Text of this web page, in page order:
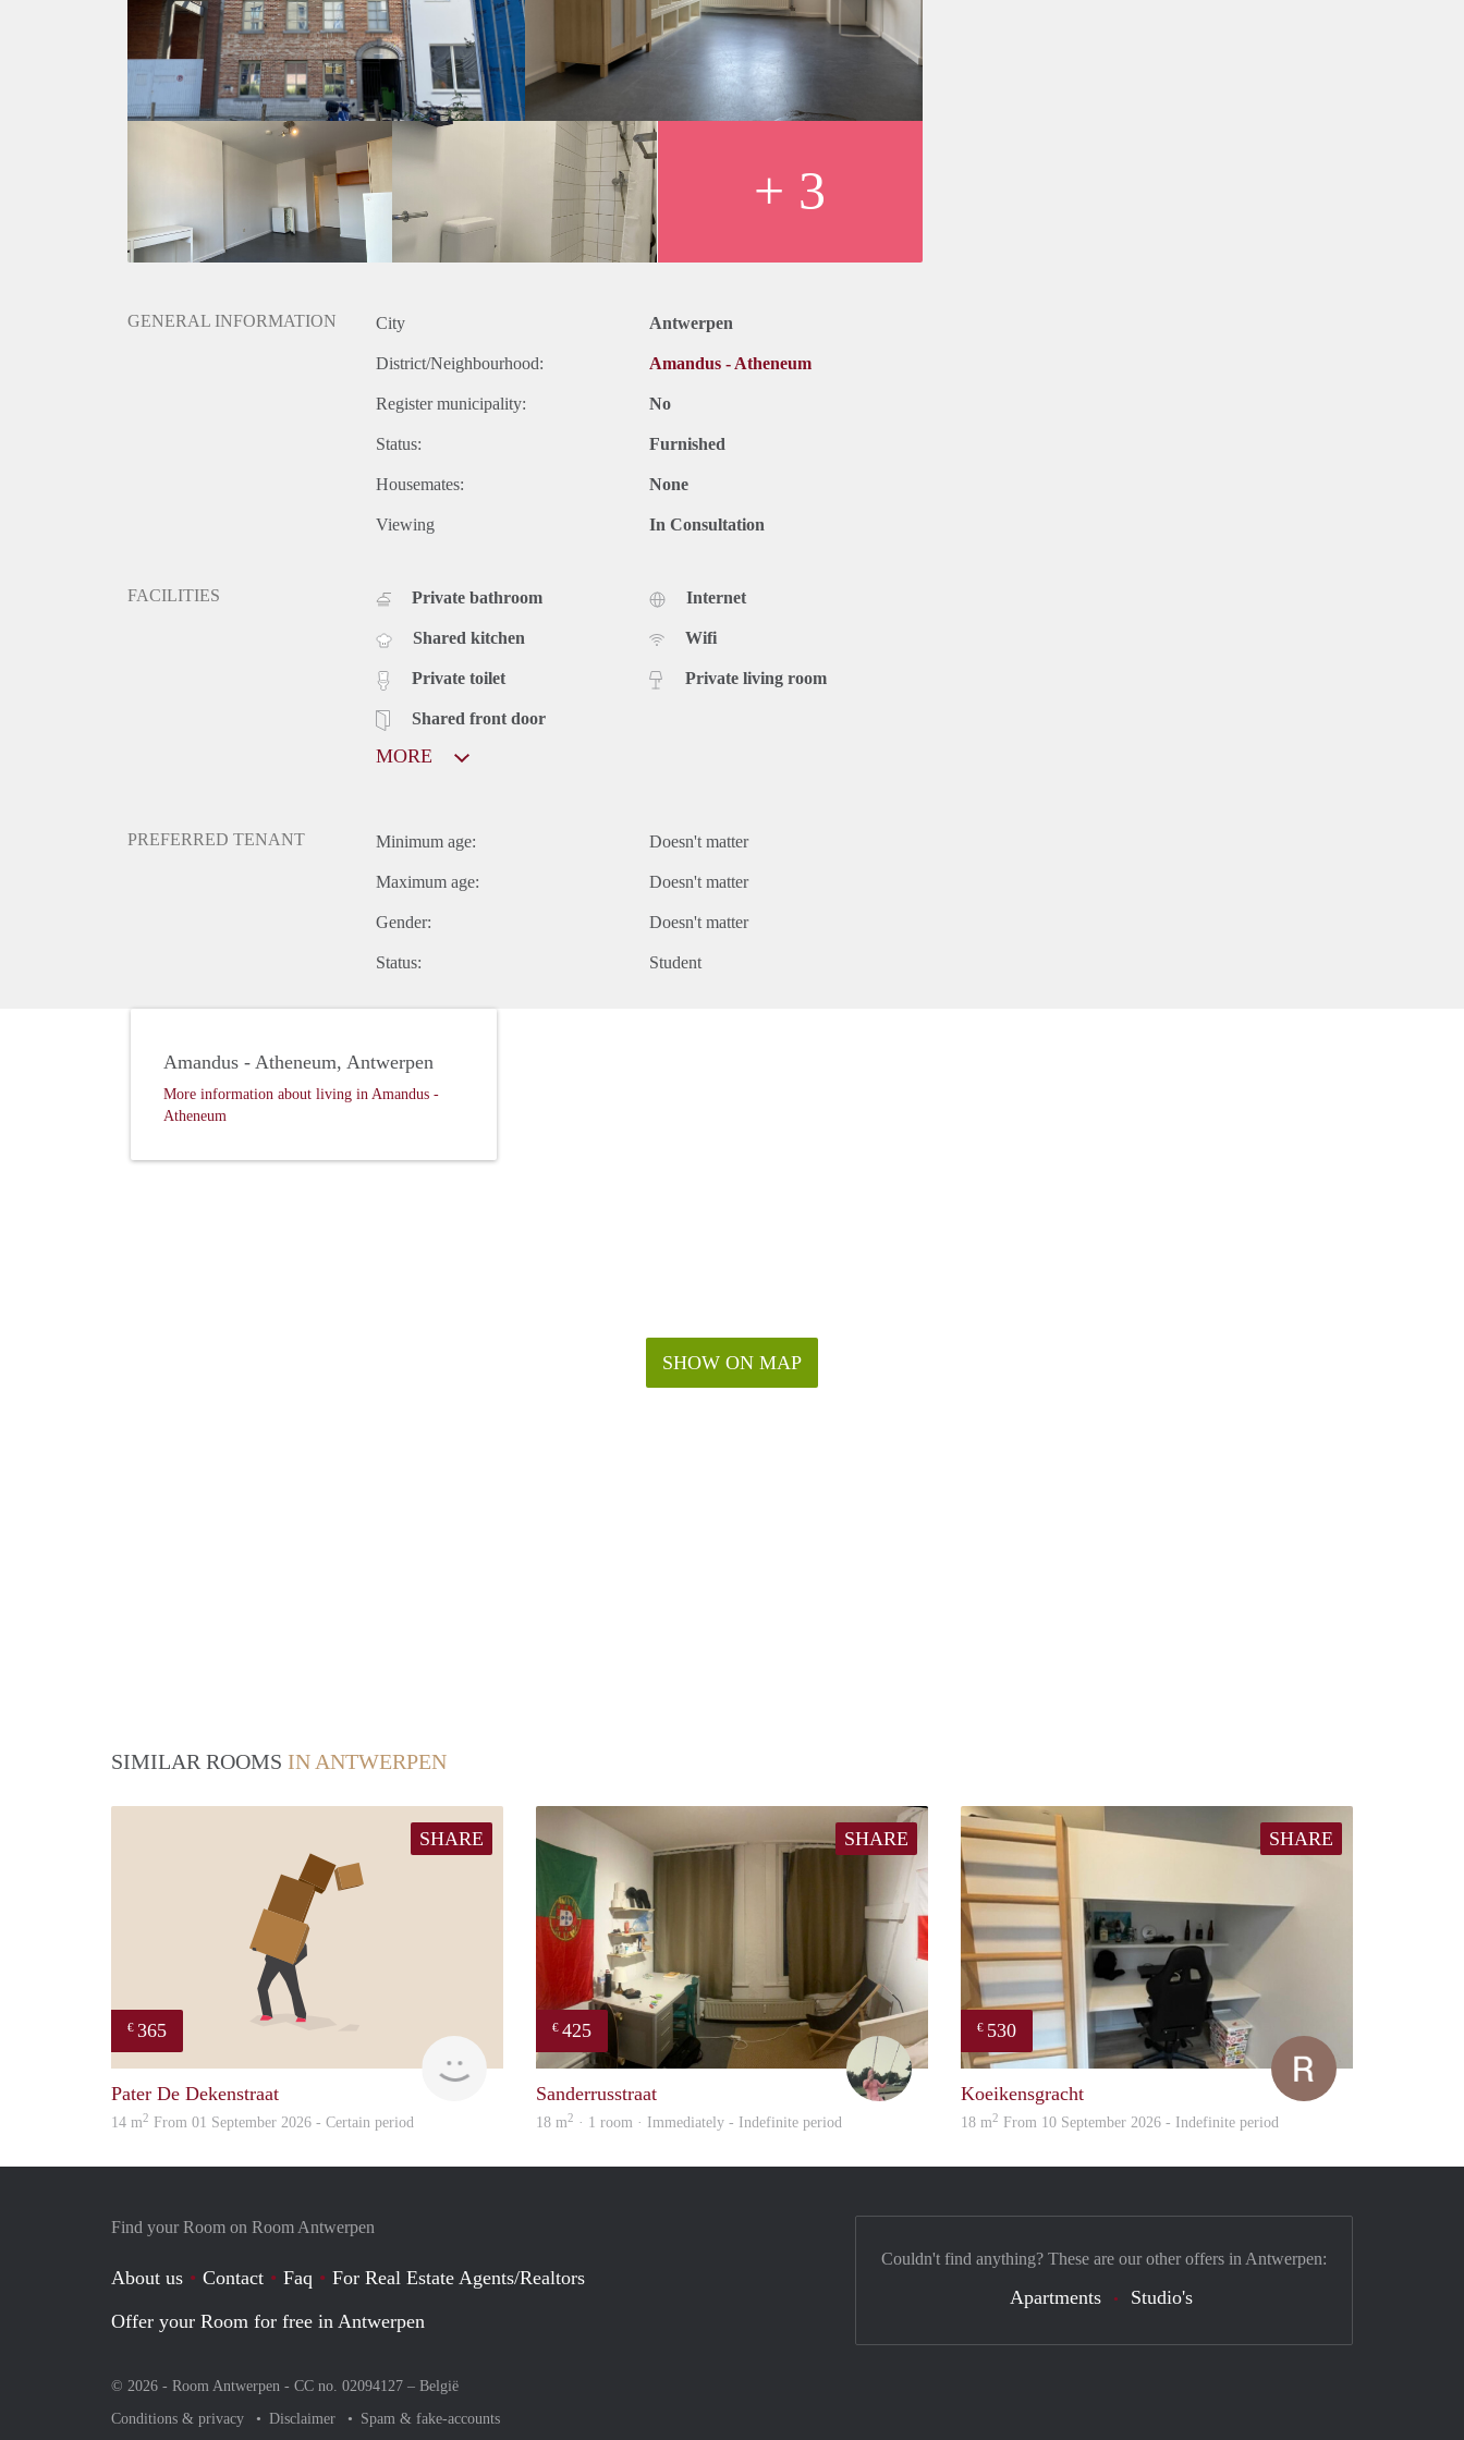
FR: Appartement étudiant meublé au 5ème étage dans un immeuble bien entretenu. Vous disposez de votre propre
salle de bains avec toilettes, lavabo et douche. La cuisine est partagée avec les autres résidents et est entièrement
équipée d'appareils électroménagers et d'ustensiles de cuisine. Il y a également un salon commun et un sous-sol où
vous pouvez utiliser la machine à laver et le sèche-linge communs. Quelques armoires, un bureau et un lit (matelas à
fournir par vous-même) disponiblesLe loyer comprend les services publics (eau, chauffage, électricité) et l'internet.
Sont également inclus : le nettoyage des parties communes, la collecte des déchets, l'assurance. Contrat annuel. État
de lieu: 100 euros TVA incluse. Dépôt de garantie de 2 mois de loyer (sur compte bloqué).
+ 3
GENERAL INFORMATION City Antwerpen
District/Neighbourhood: Amandus - Atheneum
Register municipality: No
Status: Furnished
Housemates: None
Viewing In Consultation
FACILITIES Private bathroom
Shared kitchen
Private toilet
Shared front door
Internet
Wifi
Private living room
MORE
PREFERRED TENANT Minimum age: Doesn't matter
Maximum age: Doesn't matter
Gender: Doesn't matter
Status: Student
SHOW ON MAP
Amandus - Atheneum, Antwerpen
More information about living in Amandus -
Atheneum
SIMILAR ROOMS IN ANTWERPEN
SHARE
€ 365
Pater De Dekenstraat
14 m2 From 01 September 2026 - Certain period
SHARE
€ 425
Folkert
Sanderrusstraat
18 m2 · 1 room · Immediately - Indefinite period
SHARE
€ 530
Koeikensgracht
18 m2 From 10 September 2026 - Indefinite period
Find your Room on Room Antwerpen
About us Contact Faq
For Real Estate Agents/Realtors
Offer your Room for free in Antwerpen
© 2026 - Room Antwerpen - CC no. 02094127 – België
Conditions & privacy
Disclaimer Spam & fake-accounts
Couldn't find anything? These are our other offers in Antwerpen:
Apartments Studio's